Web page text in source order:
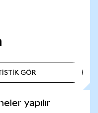
GÖR
yapılır